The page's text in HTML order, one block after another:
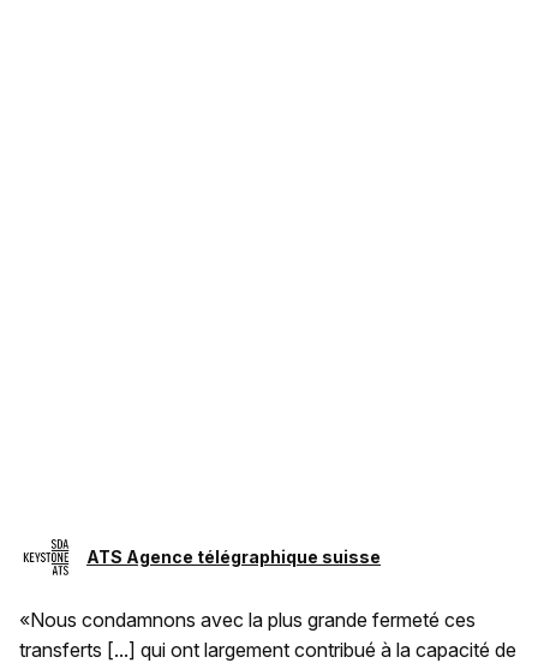
ATS Agence télégraphique suisse
«Nous condamnons avec la plus grande fermeté ces
transferts [...] qui ont largement contribué à la capacité de